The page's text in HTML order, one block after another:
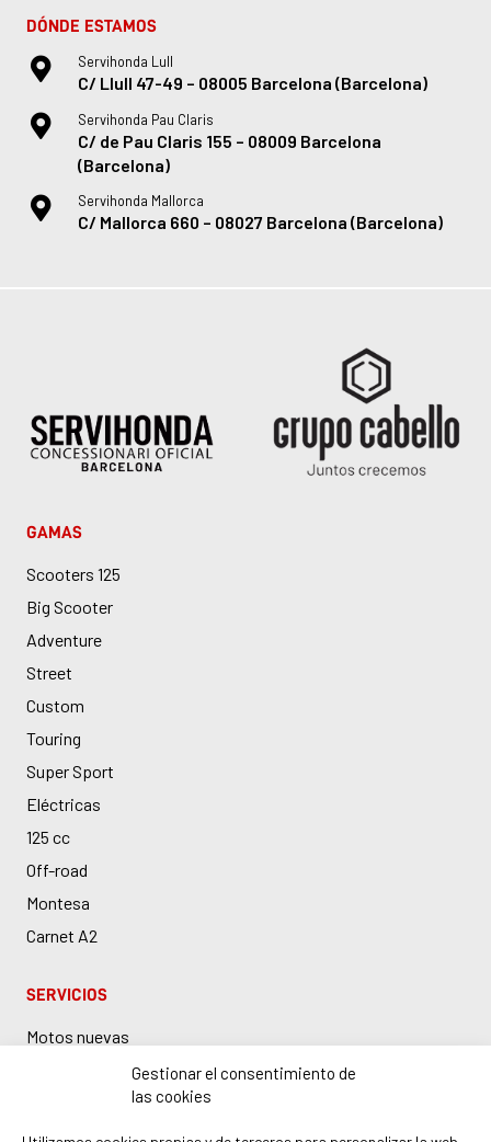
Gestionar el consentimiento de
las cookies
DÓNDE ESTAMOS
Servihonda Lull
C/ Llull 47-49 – 08005 Barcelona (Barcelona)
Servihonda Pau Claris
C/ de Pau Claris 155 – 08009 Barcelona
(Barcelona)
Servihonda Mallorca
C/ Mallorca 660 – 08027 Barcelona (Barcelona)
GAMAS
Scooters 125
Big Scooter
Adventure
Street
Custom
Touring
Super Sport
Eléctricas
125 cc
Off-road
Montesa
Carnet A2
SERVICIOS
Motos nuevas
Motos de ocasión
Taller Honda en Barcelona
Boutique y accesorios